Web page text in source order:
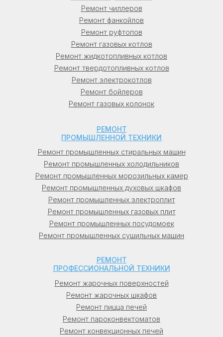
(Харьков), в Одессе (Одесса), в Днепре
(Днепр), во Львове (Львов), в Кривом Роге
Беларусь: в Минске (Минск), в Гомеле
(Гомель), в Витебске (Витебск), в
Могилеве (Могилев), в Гродно, в Бресте
Самарканде (Самарканд).
Кыргызстан: в Бишкеке (Бишкек), в Оше
(Ош).
Молдова: в Кишиневе (Кишинев), в
Бельцы, в Тирасполе (Тирасполь).
Ремонт чиллеров
Ремонт фанкойлов
Ремонт руфтопов
Ремонт газовых котлов
Ремонт жидкотопливных котлов
Ремонт твердотопливных котлов
Ремонт электрокотлов
Ремонт бойлеров
Ремонт газовых колонок
РЕМОНТ
ПРОМЫШЛЕННОЙ ТЕХНИКИ
Ремонт промышленных стиральных машин
Ремонт промышленных холодильников
Ремонт промышленных морозильных камер
Ремонт промышленных духовых шкафов
Ремонт промышленных электроплит
Ремонт промышленных газовых плит
Ремонт промышленных посудомоек
Ремонт промышленных сушильных машин
РЕМОНТ
ПРОФЕССИОНАЛЬНОЙ ТЕХНИКИ
Ремонт жарочных поверхностей
Ремонт жарочных шкафов
Ремонт пицца печей
Ремонт пароконвектоматов
Ремонт конвекционных печей